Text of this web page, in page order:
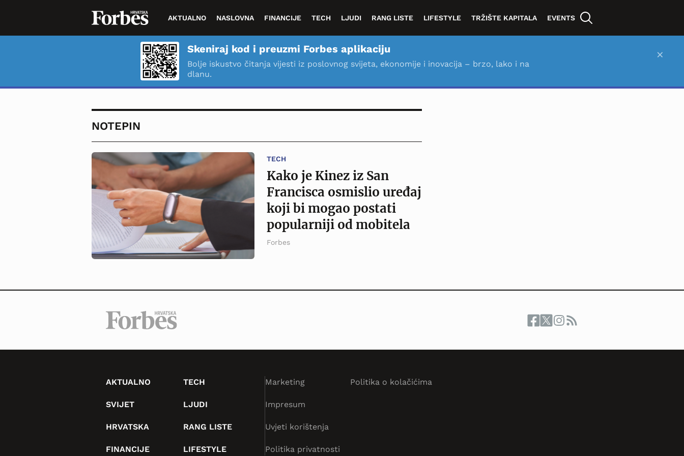
AKTUALNO NASLOVNA FINANCIJE TECH LJUDI RANG LISTE LIFESTYLE TRŽIŠTE KAPITALA EVENTS
Skeniraj kod i preuzmi Forbes aplikaciju
Bolje iskustvo čitanja vijesti iz poslovnog svijeta, ekonomije i inovacija – brzo, lako i na
dlanu.
×
NOTEPIN
TECH
Kako je Kinez iz San
Francisca osmislio uređaj
koji bi mogao postati
popularniji od mobitela
Forbes
AKTUALNO
SVIJET
HRVATSKA
FINANCIJE
TECH
LJUDI
RANG LISTE
LIFESTYLE
Marketing
Impresum
Uvjeti korištenja
Politika privatnosti
Politika o kolačićima